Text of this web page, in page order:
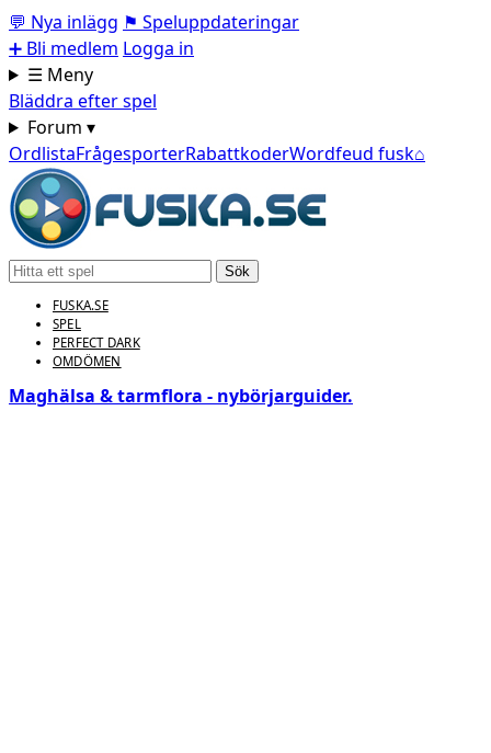
💬 Nya inlägg ⚑ Speluppdateringar
➕ Bli medlem Logga in
☰ Meny
Bläddra efter spel
Forum ▾
OrdlistaFrågesporterRabattkoderWordfeud fusk⌂
Sök
FUSKA.SE
SPEL
PERFECT DARK
OMDÖMEN
Maghälsa & tarmflora - nybörjarguider.